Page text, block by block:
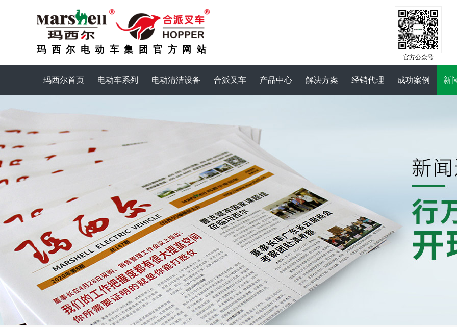
玛西尔电动车集团官方网站
官方公众号
玛西尔首页 电动车系列 电动清洁设备 合派叉车 产品中心 解决方案 经销代理 成功案例 新